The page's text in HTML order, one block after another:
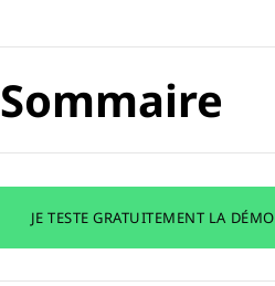
Sommaire
JE TESTE GRATUITEMENT LA DÉMO